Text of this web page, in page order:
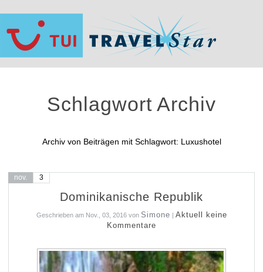
Schlagwort Archiv
Archiv von Beiträgen mit Schlagwort: Luxushotel
nov. 3
Dominikanische Republik
Geschrieben am Nov., 03, 2016 von Simone | Aktuell keine
Kommentare